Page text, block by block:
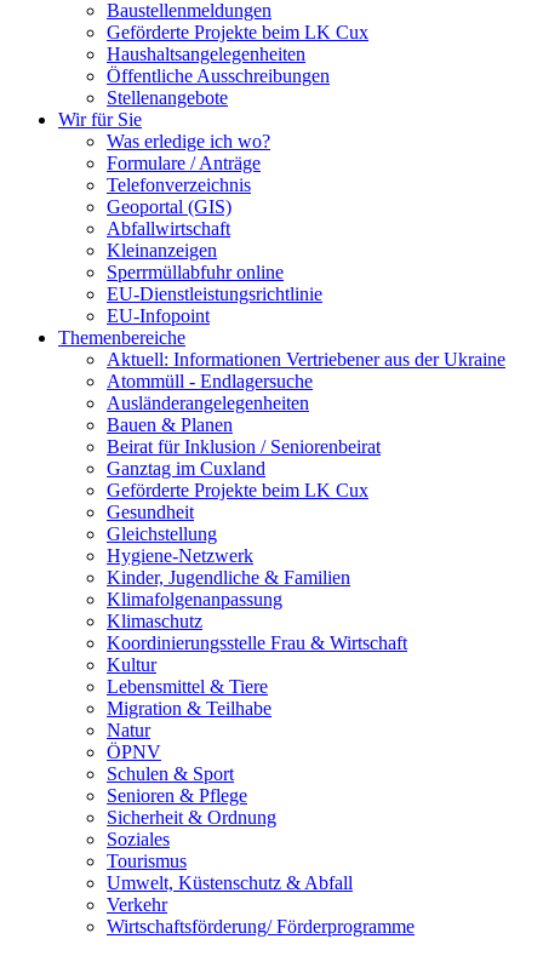
Baustellenmeldungen
Geförderte Projekte beim LK Cux
Haushaltsangelegenheiten
Öffentliche Ausschreibungen
Stellenangebote
Wir für Sie
Was erledige ich wo?
Formulare / Anträge
Telefonverzeichnis
Geoportal (GIS)
Abfallwirtschaft
Kleinanzeigen
Sperrmüllabfuhr online
EU-Dienstleistungsrichtlinie
EU-Infopoint
Themenbereiche
Aktuell: Informationen Vertriebener aus der Ukraine
Atommüll - Endlagersuche
Ausländerangelegenheiten
Bauen & Planen
Beirat für Inklusion / Seniorenbeirat
Ganztag im Cuxland
Geförderte Projekte beim LK Cux
Gesundheit
Gleichstellung
Hygiene-Netzwerk
Kinder, Jugendliche & Familien
Klimafolgenanpassung
Klimaschutz
Koordinierungsstelle Frau & Wirtschaft
Kultur
Lebensmittel & Tiere
Migration & Teilhabe
Natur
ÖPNV
Schulen & Sport
Senioren & Pflege
Sicherheit & Ordnung
Soziales
Tourismus
Umwelt, Küstenschutz & Abfall
Verkehr
Wirtschaftsförderung/ Förderprogramme